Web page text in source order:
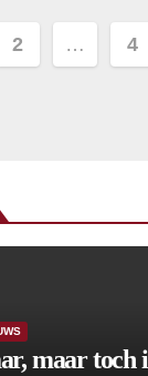
2 … 4
maar toch